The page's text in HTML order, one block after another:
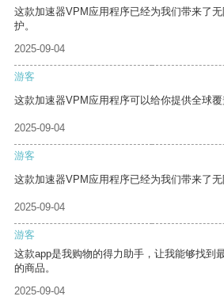
这款加速器VPM应用程序已经为我们带来了
护。
2025-09-04
游客
这款加速器VPM应用程序可以给你提供全球覆
2025-09-04
游客
这款加速器VPM应用程序已经为我们带来了无
2025-09-04
游客
这款app是我购物的得力助手，让我能够找到
的商品。
2025-09-04